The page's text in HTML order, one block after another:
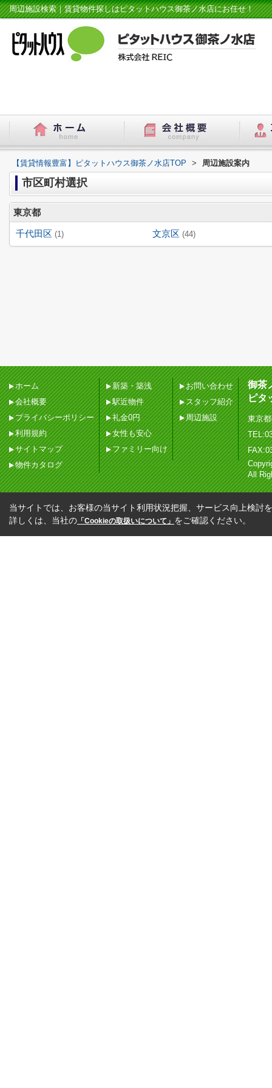
周辺施設検索｜賃貸物件探しはピタットハウス御茶ノ水店にお任せ！
【賃貸情報豊富】ピタットハウス御茶ノ水店TOP > 周辺施設案内
市区町村選択
東京都
千代田区 (1) 文京区 (44)
ホーム
会社概要
プライバシーポリシー
利用規約
サイトマップ
物件カタログ
新築・築浅
駅近物件
礼金0円
女性も安心
ファミリー向け
お問い合わせ
スタッフ紹介
周辺施設
御茶
ピタ
東京
All
当サイトでは、お客様の当サイト利用状況把握、サービス向上検討
詳しくは、当社の 「Cookieの取扱いについて」 をご確認ください。